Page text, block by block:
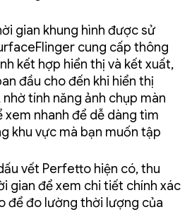
gian khung hình được sử
cung cấp thông
kết hợp hiển thị và kết xuất,
đầu cho đến khi hiển thị
tính năng ảnh chụp màn
xem nhanh để dễ dàng tìm
khu vực mà bạn muốn tập
vết Perfetto hiện có, thu
gian để xem chi tiết chính xác
để đo lường thời lượng của